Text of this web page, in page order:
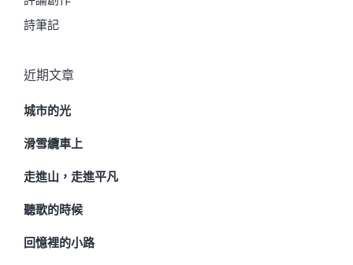
詩筆記
近期文章
城市的光
滑雪纜車上
走進山，走進平凡
聽歌的時候
回憶裡的小路